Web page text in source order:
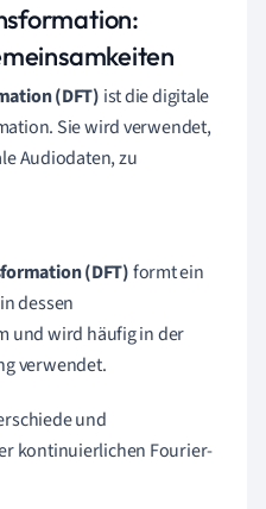
(DFT) ist die digitale
Sie wird verwendet,
Audiodaten, zu
(DFT)formt ein
dessen
und wird häufig in der
verwendet.
und
kontinuierlichen Fourier-